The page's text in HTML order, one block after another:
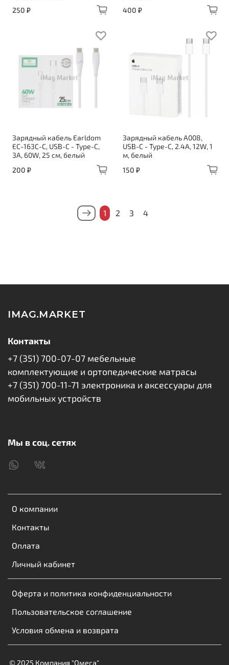
250 ₽
400 ₽
Зарядный кабель Earldom
EC-163C-C, USB-C - Type-C,
3A, 60W, 25 см, белый
200 ₽
Зарядный кабель A008,
USB-C - Type-C, 2.4A, 12W, 1
м, белый
150 ₽
1 2 3 4
IMAG.MARKET
О компании
Контакты
Оплата
Личный кабинет
Оферта и политика конфиденциальности
Пользовательское соглашение
Условия обмена и возврата
Контакты
+7 (351) 700-07-07 мебельные
комплектующие и ортопедические матрасы
+7 (351) 700-11-71 электроника и аксессуары для
мобильных устройств
Мы в соц. сетях
© 2025 Компания "Омега"